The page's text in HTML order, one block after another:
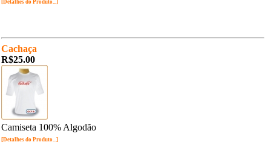
[Detalhes do Produto...]
Cachaça
R$25.00
Camiseta 100% Algodão
[Detalhes do Produto...]